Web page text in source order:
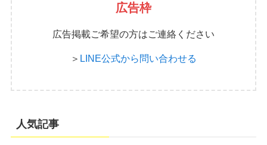
広告枠
広告掲載ご希望の方はご連絡ください
＞ LINE公式から問い合わせる
人気記事